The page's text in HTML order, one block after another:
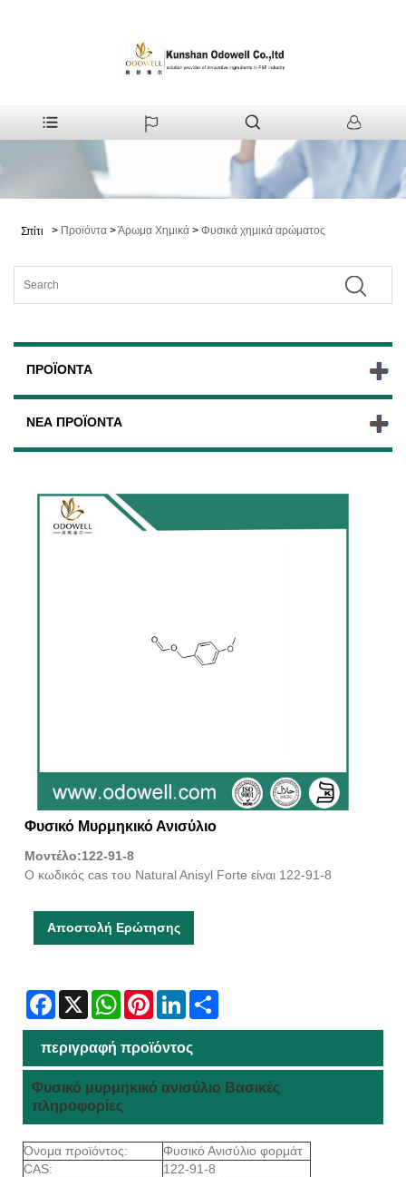
Σπίτι > Προϊόντα >Άρωμα Χημικά > Φυσικά χημικά αρώματος
ΠΡΟΪΌΝΤΑ
ΝΈΑ ΠΡΟΪΌΝΤΑ
Φυσικό Μυρμηκικό Ανισύλιο
Μοντέλο:122-91-8
Ο κωδικός cas του Natural Anisyl Forte είναι 122-91-8
Αποστολή Ερώτησης
Facebook
X WhatsAppPinterestLinkedIn
περιγραφή προϊόντος
Φυσικό μυρμηκικό ανισύλιο Βασικές
πληροφορίες
Όνομα προϊόντος:
Φυσικό Ανισύλιο φορμάτ
CAS:
122-91-8